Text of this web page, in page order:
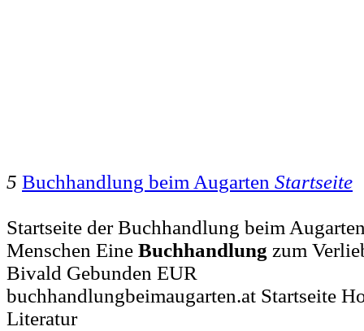
5 Buchhandlung beim Augarten Startseite
Startseite der Buchhandlung beim
Menschen Eine Buchhandlung zum
Bivald Gebunden EUR
buchhandlungbeimaugarten.at Startseite
Literatur